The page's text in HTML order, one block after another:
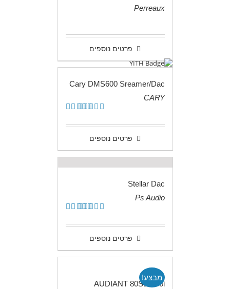
Perreaux
פרטים נוספים
Cary DMS600 Sreamer/Dac
CARY
מתוך 5
פרטים נוספים
Stellar Dac
Ps Audio
מתוך 5
פרטים נוספים
מבצע!
AUDIANT 80SE-100i